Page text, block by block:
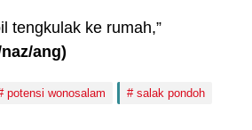
tengkulak ke rumah,”
ang)
potensi wonosalam
salak pondoh